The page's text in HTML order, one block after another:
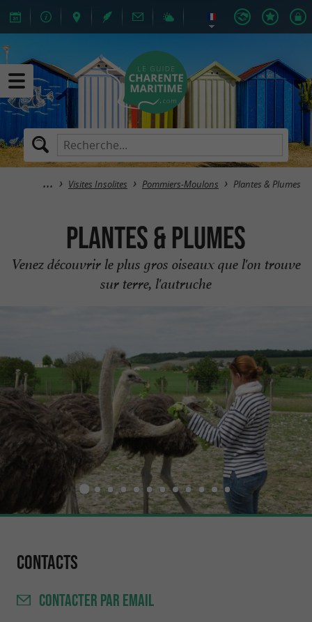
Visites Insolites Pommiers-Moulons Plantes & Plumes
Plantes & Plumes
Venez découvrir le plus gros oiseaux que l'on trouve
sur terre, l'autruche
Contacts
CONTACTER PAR EMAIL